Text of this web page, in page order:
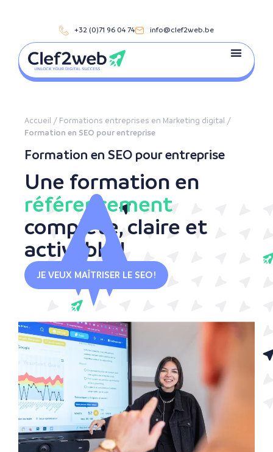
+32 (0)71 96 04 74 info@clef2web.be
Formation en SEO pour entreprise
Une formation en
référencement
complète, claire et
activable !
Accueil / Formations entreprises en Marketing digital /
Formation en SEO pour entreprise
JE VEUX MAÎTRISER LE SEO !